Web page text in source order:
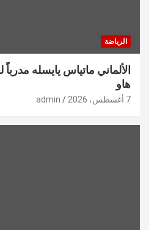
الرياضة
الألماني ماتياس يايسله
هاو
7 أغسطس، 2026 admin